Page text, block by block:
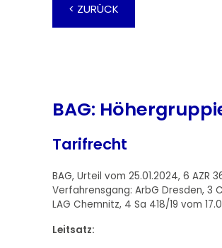
< ZURÜCK
BAG:
Tarifrecht
BAG, Urteil vom 25.01.2024, 6 AZR
Verfahrensgang: ArbG Dresden, 3
LAG Chemnitz, 4 Sa 418/19 vom
Leitsatz: